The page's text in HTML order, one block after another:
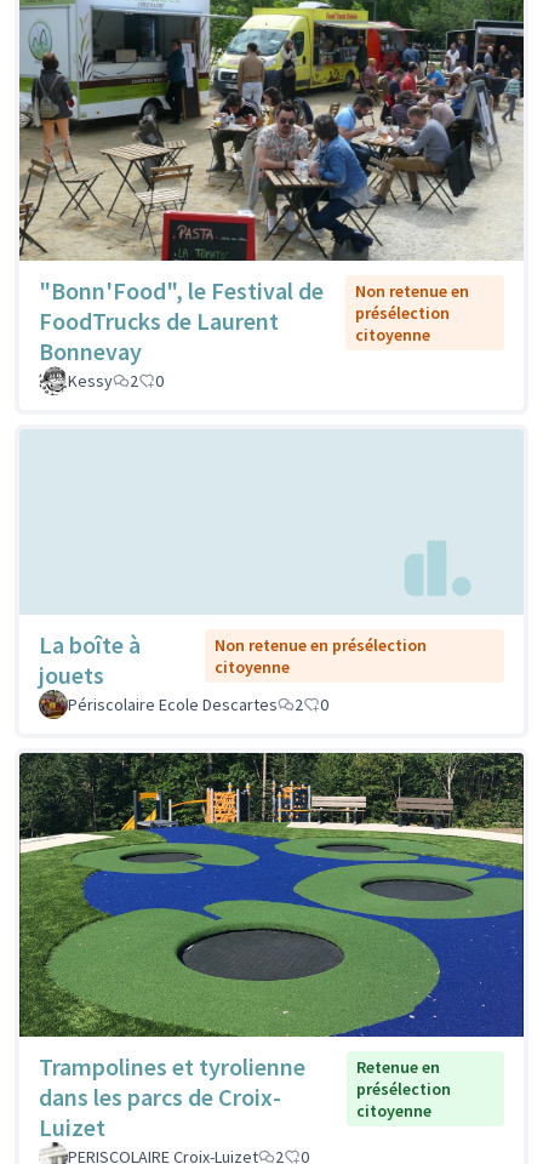
"Bonn'Food", le Festival de
FoodTrucks de Laurent
Bonnevay
Non retenue en
présélection
citoyenne
Kessy 2 0
La boîte à
jouets
Non retenue en présélection
citoyenne
Périscolaire Ecole Descartes
2 0
Trampolines et tyrolienne
dans les parcs de Croix-
Luizet
Retenue en
présélection
citoyenne
PERISCOLAIRE Croix-Luizet 2 0